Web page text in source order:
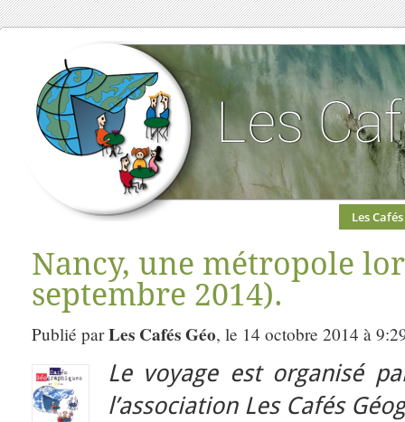
Les Cafés
Nancy, une métropole
septembre 2014).
Publié parLes Cafés Géo, le 14 octobre 2014 à
Le voyage est organisé
l’association Les Cafés